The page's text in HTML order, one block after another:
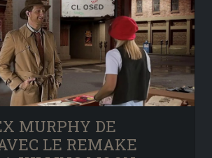
MURPHY DE
LE REMAKE